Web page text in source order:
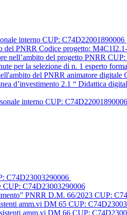
interno CUP: C74D22001890006
del PNRR Codice progetto:
nell’ambito del progetto PNRR
per la selezione di n. 1 esperto
del PNRR animatore
d’investimento 2.1 “ Didattica
interno CUP: C74D22001890006
C74D23003290006
CUP: C74D23003290006
PNRR D.M. 66/2023 CUP:
amm.vi DM 65 CUP:
amm.vi DM 66 CUP: